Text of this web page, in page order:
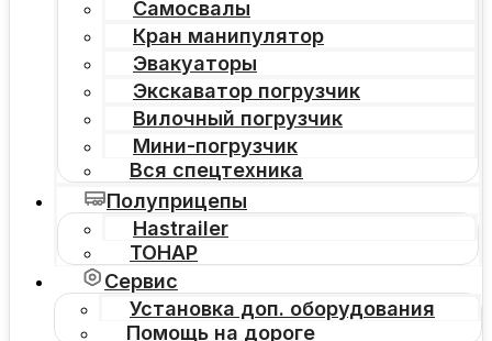
Самосвалы
Кран манипулятор
Эвакуаторы
Экскаватор погрузчик
Вилочный погрузчик
Мини-погрузчик
Вся спецтехника
Полуприцепы
Hastrailer
ТОНАР
Сервис
Установка доп. оборудования
Помощь на дороге